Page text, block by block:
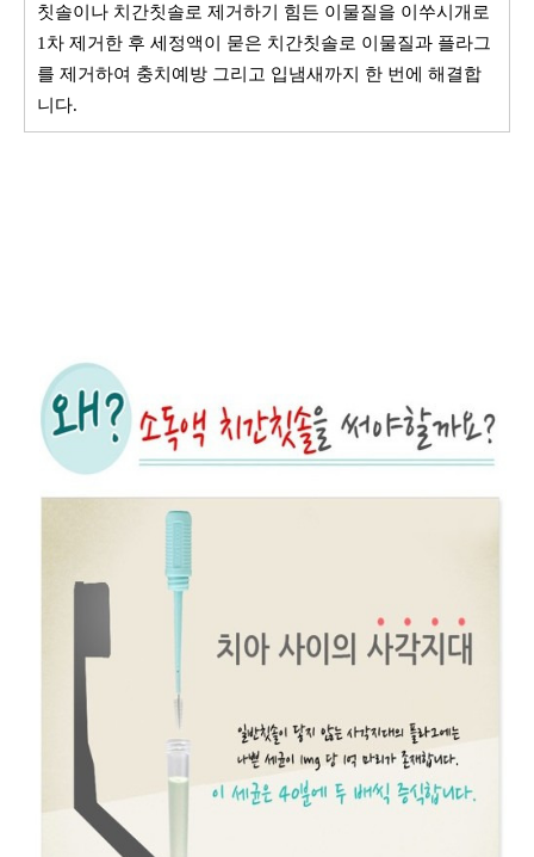
칫솔이나 치간칫솔로 제거하기 힘든 이물질을 이쑤시개로
1차 제거한 후 세정액이 묻은 치간칫솔로 이물질과 플라그
를 제거하여 충치예방 그리고 입냄새까지 한 번에 해결합
니다.